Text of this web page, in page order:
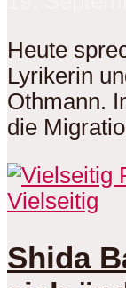
Heute
Lyrikerin
Othmann.
die
Vielseitig
Shida